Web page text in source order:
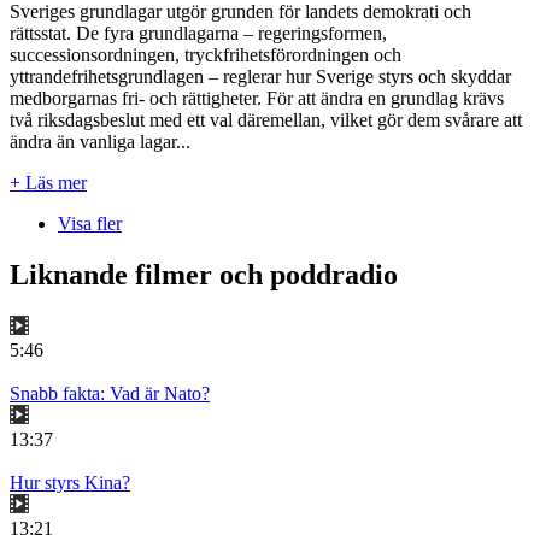
Sveriges grundlagar utgör grunden för landets demokrati och
rättsstat. De fyra grundlagarna – regeringsformen,
successionsordningen, tryckfrihetsförordningen och
yttrandefrihetsgrundlagen – reglerar hur Sverige styrs och skyddar
medborgarnas fri- och rättigheter. För att ändra en grundlag krävs
två riksdagsbeslut med ett val däremellan, vilket gör dem svårare att
ändra än vanliga lagar...
+ Läs mer
Visa fler
Liknande filmer och poddradio
5:46
Snabb fakta: Vad är Nato?
13:37
Hur styrs Kina?
13:21